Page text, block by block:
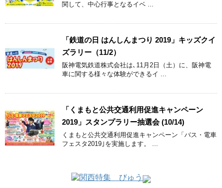
関して、中心行事となるイベ ...
「鉄道の日 はんしんまつり 2019」キッズクイ
ズラリー（11/2）
阪神電気鉄道株式会社は､11月2日（土）に、阪神電
車に関する様々な体験ができるイ ...
「くまもと公共交通利用促進キャンペーン
2019」スタンプラリー抽選会 (10/14)
くまもと公共交通利用促進キャンペーン「バス・電車
フェスタ2019｣を実施します。 ...